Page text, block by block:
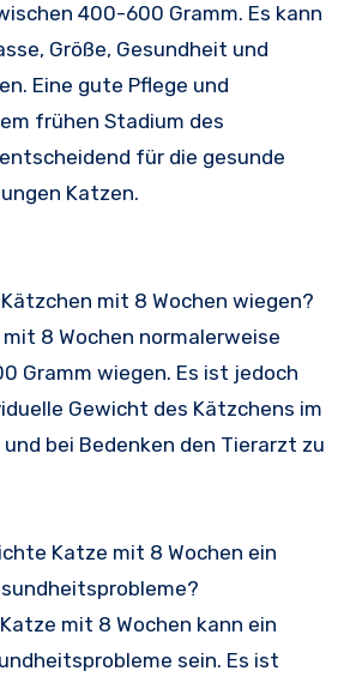
400-600 Gramm. Es kann
Größe, Gesundheit und
Eine gute Pflege und
frühen Stadium des
für die gesunde
Katzen.
mit 8 Wochen wiegen?
8 Wochen normalerweise
Gramm wiegen. Es ist jedoch
Gewicht des Kätzchens im
bei Bedenken den Tierarzt zu
Katze mit 8 Wochen ein
mit 8 Wochen kann ein
sein. Es ist